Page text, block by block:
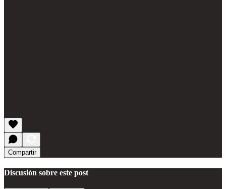
Compartir
Discusión sobre este post